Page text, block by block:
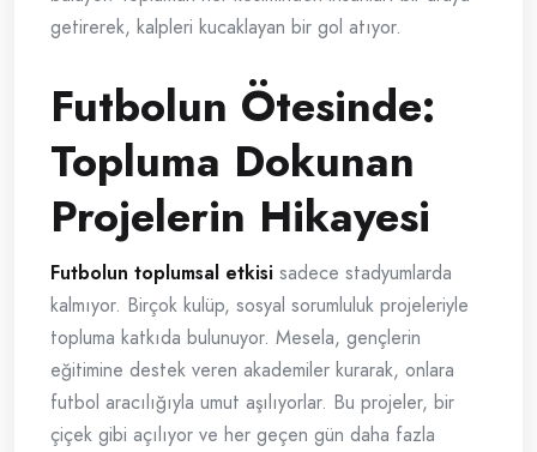
getirerek, kalpleri kucaklayan bir gol atıyor.
Futbolun Ötesinde:
Topluma Dokunan
Projelerin Hikayesi
Futbolun toplumsal etkisi sadece stadyumlarda
kalmıyor. Birçok kulüp, sosyal sorumluluk projeleriyle
topluma katkıda bulunuyor. Mesela, gençlerin
eğitimine destek veren akademiler kurarak, onlara
futbol aracılığıyla umut aşılıyorlar. Bu projeler, bir
çiçek gibi açılıyor ve her geçen gün daha fazla